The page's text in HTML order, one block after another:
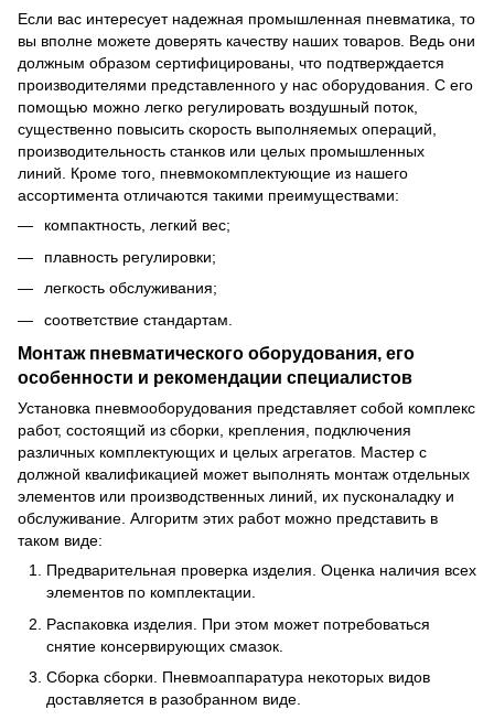
Если вас интересует надежная промышленная пневматика, то
вы вполне можете доверять качеству наших товаров. Ведь они
должным образом сертифицированы, что подтверждается
производителями представленного у нас оборудования. С его
помощью можно легко регулировать воздушный поток,
существенно повысить скорость выполняемых операций,
производительность станков или целых промышленных
линий. Кроме того, пневмокомплектующие из нашего
ассортимента отличаются такими преимуществами:
компактность, легкий вес;
плавность регулировки;
легкость обслуживания;
соответствие стандартам.
Монтаж пневматического оборудования, его
особенности и рекомендации специалистов
Установка пневмооборудования представляет собой комплекс
работ, состоящий из сборки, крепления, подключения
различных комплектующих и целых агрегатов. Мастер с
должной квалификацией может выполнять монтаж отдельных
элементов или производственных линий, их пусконаладку и
обслуживание. Алгоритм этих работ можно представить в
таком виде:
Предварительная проверка изделия. Оценка наличия всех
элементов по комплектации.
Распаковка изделия. При этом может потребоваться
снятие консервирующих смазок.
Сборка сборки. Пневмоаппаратура некоторых видов
доставляется в разобранном виде.